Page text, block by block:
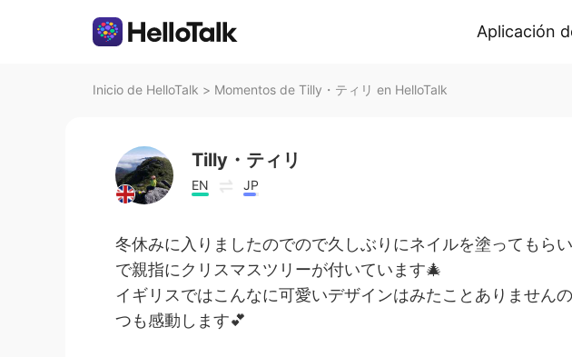
Aplicación
Inicio de HelloTalk > Momentos de Tilly・ティリ en HelloTalk
Tilly・ティリ
EN JP
冬休みに入りましたのでので久しぶりにネイルを塗ってもら
で親指にクリスマスツリーが付いています🎄
イギリスではこんなに可愛いデザインはみたことありません
つも感動します💕